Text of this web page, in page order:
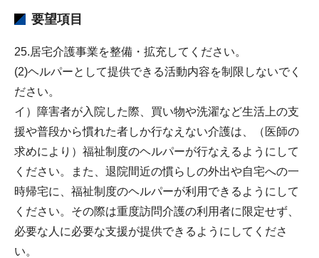
要望項目
25.居宅介護事業を整備・拡充してください。
(2)ヘルパーとして提供できる活動内容を制限しないでく
ださい。
イ）障害者が入院した際、買い物や洗濯など生活上の支
援や普段から慣れた者しか行なえない介護は、（医師の
求めにより）福祉制度のヘルパーが行なえるようにして
ください。また、退院間近の慣らしの外出や自宅への一
時帰宅に、福祉制度のヘルパーが利用できるようにして
ください。その際は重度訪問介護の利用者に限定せず、
必要な人に必要な支援が提供できるようにしてくださ
い。